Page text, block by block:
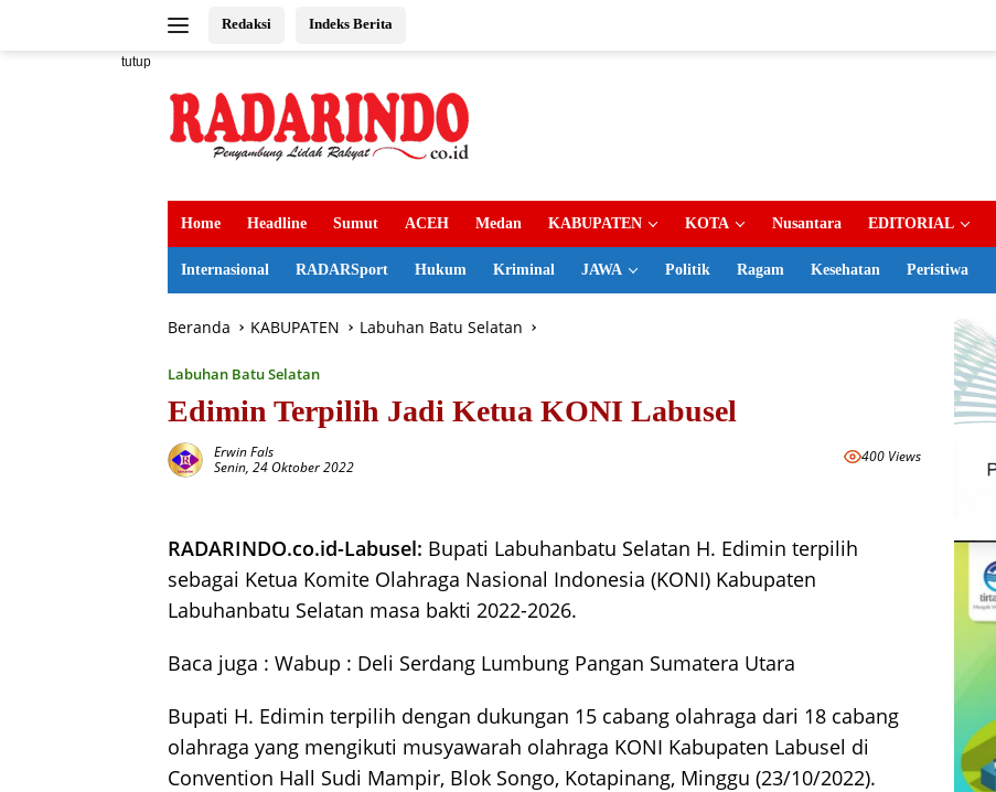
Redaksi Indeks Berita
tutup
Home Headline Sumut ACEH Medan KABUPATEN KOTA Nusantara EDITORIAL
Internasional RADARSport Hukum Kriminal JAWA Politik Ragam Kesehatan Peristiwa
Beranda KABUPATEN Labuhan Batu Selatan
Labuhan Batu Selatan
Edimin Terpilih Jadi Ketua KONI Labusel
Erwin Fals
Senin, 24 Oktober 2022
400 Views
RADARINDO.co.id-Labusel: Bupati Labuhanbatu Selatan H. Edimin terpilih
sebagai Ketua Komite Olahraga Nasional Indonesia (KONI) Kabupaten
Labuhanbatu Selatan masa bakti 2022-2026.
Baca juga : Wabup : Deli Serdang Lumbung Pangan Sumatera Utara
Bupati H. Edimin terpilih dengan dukungan 15 cabang olahraga dari 18 cabang
olahraga yang mengikuti musyawarah olahraga KONI Kabupaten Labusel di
Convention Hall Sudi Mampir, Blok Songo, Kotapinang, Minggu (23/10/2022).